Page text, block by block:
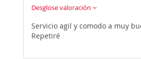
Desglose valoración
Servicio agil y comodo a muy
Repetiré